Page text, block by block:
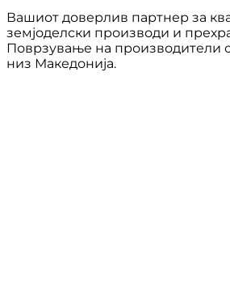
Вашиот доверлив партнер за
земјоделски производи и
Поврзување на производители
низ Македонија.